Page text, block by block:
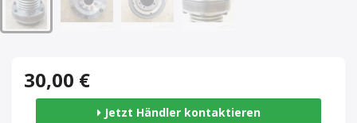
30,00 €
Jetzt Händler kontaktieren